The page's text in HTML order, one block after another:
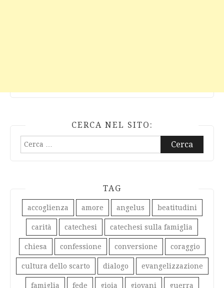
CERCA NEL SITO:
Ricerca
TAG
accoglienza amore angelus beatitudini
carità catechesi catechesi sulla famiglia
chiesa confessione conversione coraggio
cultura dello scarto dialogo evangelizzazione
famiglia fede gioia giovani guerra